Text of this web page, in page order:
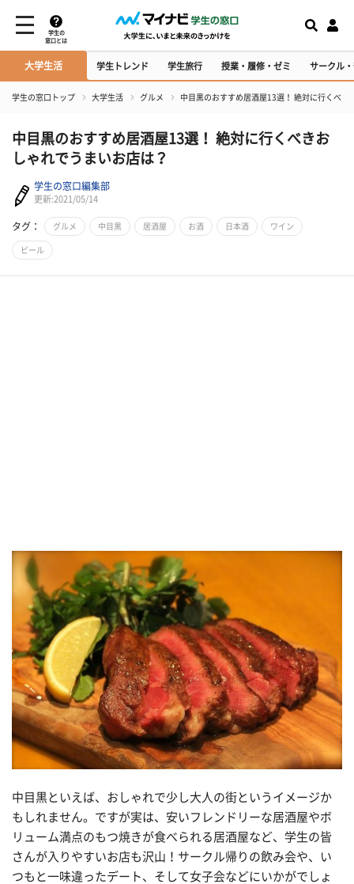
学生の
窓口とは
大学生活 学生トレンド 学生旅行 授業・履修・ゼミ サークル
学生の窓口トップ 大学生活 グルメ 中目黒のおすすめ居酒屋13選！ 絶対に行くべき
中目黒のおすすめ居酒屋13選！ 絶対に行くべきお
しゃれでうまいお店は？
学生の窓口編集部
更新:2021/05/14
タグ： グルメ 中目黒 居酒屋 お酒 日本酒 ワイン
ビール
中目黒といえば、おしゃれで少し大人の街というイメージか
もしれません。ですが実は、安いフレンドリーな居酒屋やボ
リューム満点のもつ焼きが食べられる居酒屋など、学生の皆
さんが入りやすいお店も沢山！サークル帰りの飲み会や、い
つもと一味違ったデート、そして女子会などにいかがでしょ